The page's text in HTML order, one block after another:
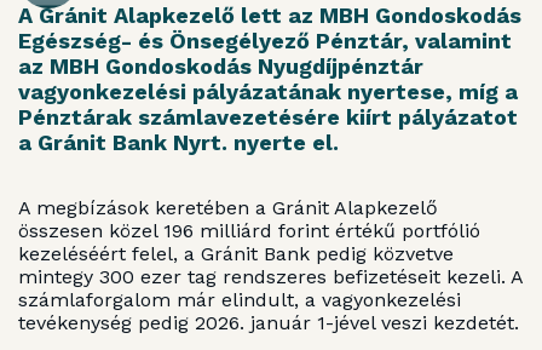
A Gránit Alapkezelő lett az MBH Gondoskodás
Egészség- és Önsegélyező Pénztár, valamint
az MBH Gondoskodás Nyugdíjpénztár
vagyonkezelési pályázatának nyertese, míg a
Pénztárak számlavezetésére kiírt pályázatot
a Gránit Bank Nyrt. nyerte el.
A megbízások keretében a Gránit Alapkezelő
összesen közel 196 milliárd forint értékű portfólió
kezeléséért felel, a Gránit Bank pedig közvetve
mintegy 300 ezer tag rendszeres befizetéseit kezeli. A
számlaforgalom már elindult, a vagyonkezelési
tevékenység pedig 2026. január 1-jével veszi kezdetét.